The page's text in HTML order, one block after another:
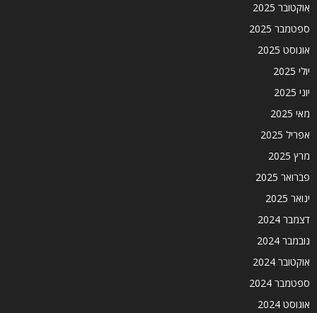
אוקטובר 2025
ספטמבר 2025
אוגוסט 2025
יולי 2025
יוני 2025
מאי 2025
אפריל 2025
מרץ 2025
פברואר 2025
ינואר 2025
דצמבר 2024
נובמבר 2024
אוקטובר 2024
ספטמבר 2024
אוגוסט 2024